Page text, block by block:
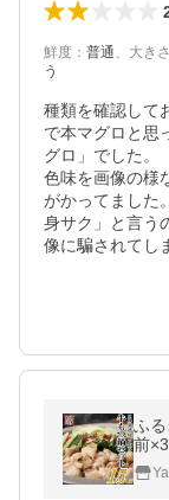
鮮度 ： 普通、 大きさ
う
種類を確認して
で本マグロと思
グロ」でした。
色味を画像の様
がかってました
身サク」と言う
像に騙されてし
ふ
前